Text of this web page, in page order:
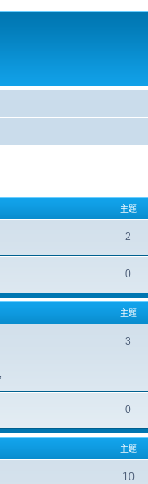
主題
2
0
主題
3
0
主題
10